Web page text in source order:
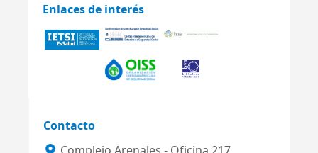
Enlaces de interés
Contacto